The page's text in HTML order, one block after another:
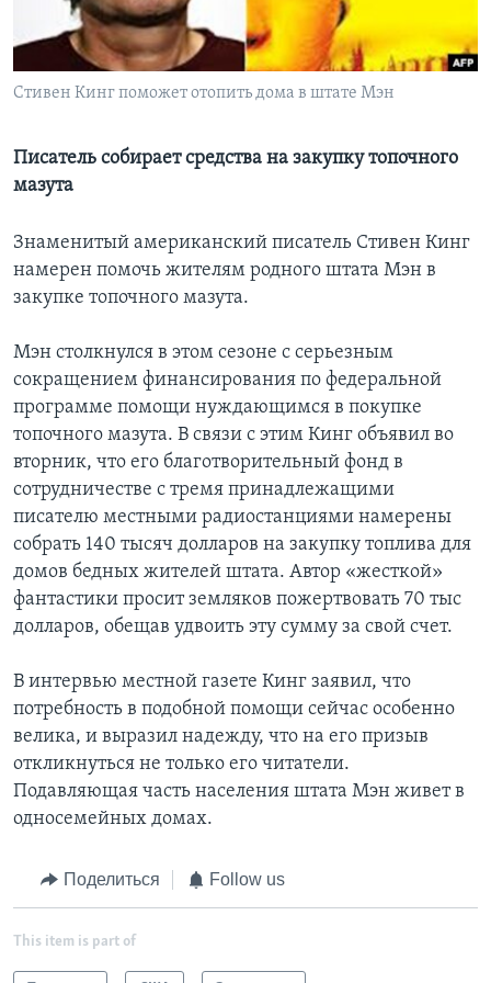
Learning English
СОЦИАЛЬНЫЕ СЕТИ
Языки
Стивен Кинг поможет отопить дома в штате Мэн
Писатель собирает средства на закупку топочного
мазута
Знаменитый американский писатель Стивен Кинг
намерен помочь жителям родного штата Мэн в
закупке топочного мазута.
Мэн столкнулся в этом сезоне с серьезным
сокращением финансирования по федеральной
программе помощи нуждающимся в покупке
топочного мазута. В связи с этим Кинг объявил во
вторник, что его благотворительный фонд в
сотрудничестве с тремя принадлежащими
писателю местными радиостанциями намерены
собрать 140 тысяч долларов на закупку топлива для
домов бедных жителей штата. Автор «жесткой»
фантастики просит земляков пожертвовать 70 тыс
долларов, обещав удвоить эту сумму за свой счет.
В интервью местной газете Кинг заявил, что
потребность в подобной помощи сейчас особенно
велика, и выразил надежду, что на его призыв
откликнуться не только его читатели.
Подавляющая часть населения штата Мэн живет в
односемейных домах.
Поделиться Follow us
This item is part of